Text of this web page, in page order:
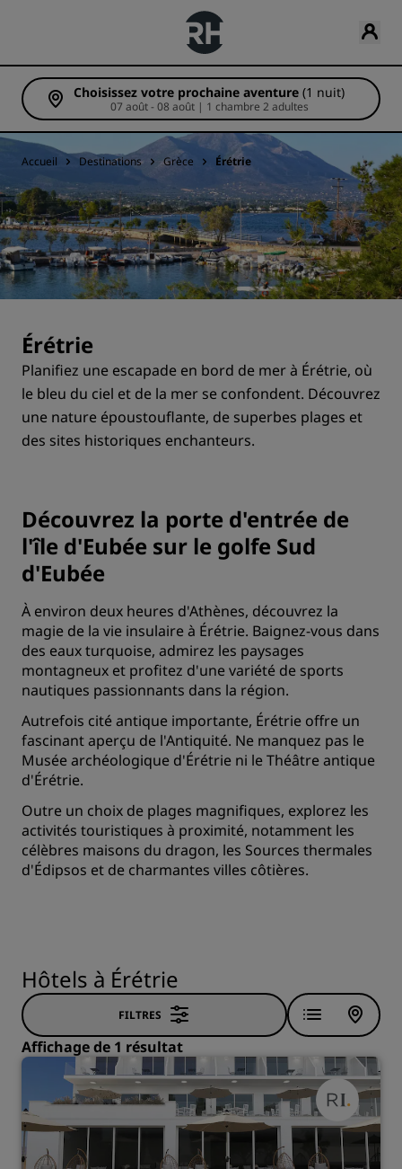
Choisissez votre prochaine aventure (1 nuit)
07 août - 08 août | 1 chambre 2 adultes
Accueil Destinations Grèce Érétrie
Érétrie
Planifiez une escapade en bord de mer à Érétrie, où
le bleu du ciel et de la mer se confondent. Découvrez
une nature époustouflante, de superbes plages et
des sites historiques enchanteurs.
Découvrez la porte d'entrée de
l'île d'Eubée sur le golfe Sud
d'Eubée
À environ deux heures d'Athènes, découvrez la
magie de la vie insulaire à Érétrie. Baignez-vous dans
des eaux turquoise, admirez les paysages
montagneux et profitez d'une variété de sports
nautiques passionnants dans la région.
Autrefois cité antique importante, Érétrie offre un
fascinant aperçu de l'Antiquité. Ne manquez pas le
Musée archéologique d'Érétrie ni le Théâtre antique
d'Érétrie.
Outre un choix de plages magnifiques, explorez les
activités touristiques à proximité, notamment les
célèbres maisons du dragon, les Sources thermales
d'Édipsos et de charmantes villes côtières.
Hôtels à Érétrie
FILTRES
Affichage de 1 résultat